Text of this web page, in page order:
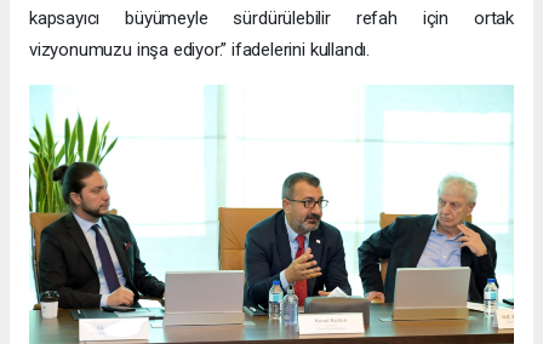
kapsayıcı büyümeyle sürdürülebilir refah için ortak
vizyonumuzu inşa ediyor.” ifadelerini kullandı.